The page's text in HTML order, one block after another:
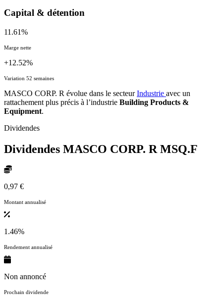
Capital & détention
11.61%
Marge nette
+12.52%
Variation 52 semaines
MASCO CORP. R évolue dans le secteurIndustrie avec un
rattachement plus précis à l’industrie Building Products &
Equipment.
Dividendes
Dividendes MASCO CORP. R MSQ.F
0,97 €
Montant annualisé
1.46%
Rendement annualisé
Non annoncé
Prochain dividende